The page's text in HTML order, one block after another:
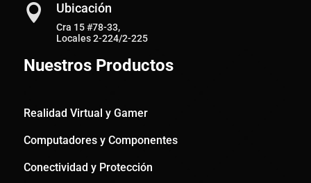
 Ubicación
Cra 15 #78-33,
Locales 2-224/2-225
Nuestros Productos
Realidad Virtual y Gamer
Computadores y Componentes
Conectividad y Protección